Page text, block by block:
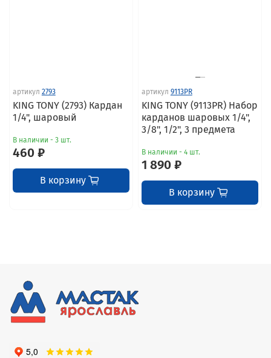
артикул 2793
KING TONY (2793) Кардан
1/4", шаровый
В наличии - 3 шт.
460 ₽
В корзину
артикул 9113PR
KING TONY (9113PR) Набор
карданов шаровых 1/4",
3/8", 1/2", 3 предмета
В наличии - 4 шт.
1 890 ₽
В корзину